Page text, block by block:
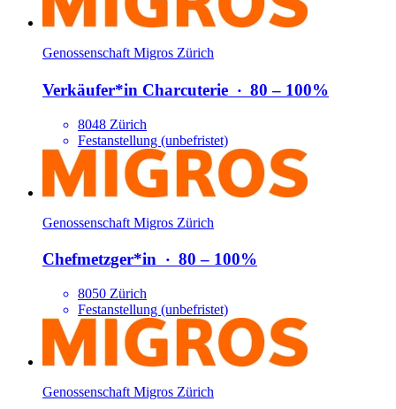
Genossenschaft Migros Zürich
Verkäufer*​in Charcuterie ‧ 80 – 100%
8048 Zürich
Festanstellung (unbefristet)
Genossenschaft Migros Zürich
Chefmetzger*​in ‧ 80 – 100%
8050 Zürich
Festanstellung (unbefristet)
Genossenschaft Migros Zürich